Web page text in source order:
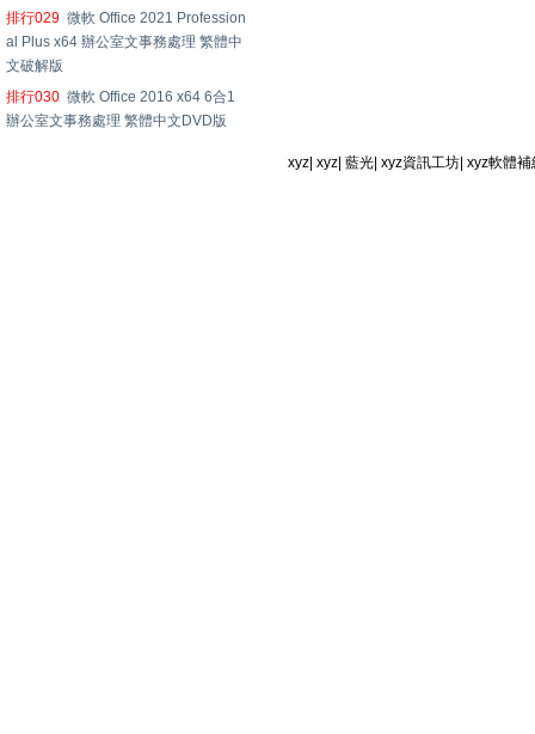
排行029 微軟 Office 2021 Profession
al Plus x64 辦公室文事務處理 繁體中
文破解版
排行030 微軟 Office 2016 x64 6合1
辦公室文事務處理 繁體中文DVD版
xyz |xyz |藍光 |xyz資訊工坊 |xyz軟體補